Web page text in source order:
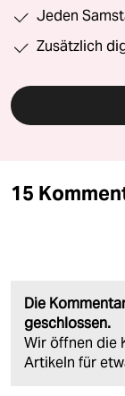
Jeden
Zusätzlich
15
Die
geschlossen.
Wir öffnen die
Artikeln für